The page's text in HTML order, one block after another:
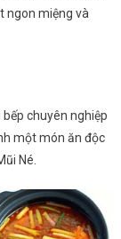
ngon miệng và
chuyên nghiệp
một món ăn độc
Né.